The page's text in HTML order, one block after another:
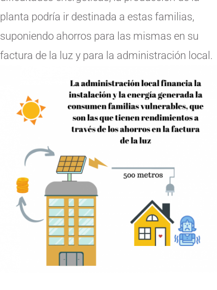
planta podría ir destinada a estas familias,
suponiendo ahorros para las mismas en su
factura de la luz y para la administración local.